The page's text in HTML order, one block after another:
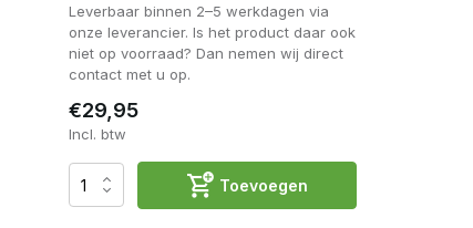
Leverbaar binnen 2–5 werkdagen via
onze leverancier. Is het product daar ook
niet op voorraad? Dan nemen wij direct
contact met u op.
€29,95
Incl. btw
Toevoegen